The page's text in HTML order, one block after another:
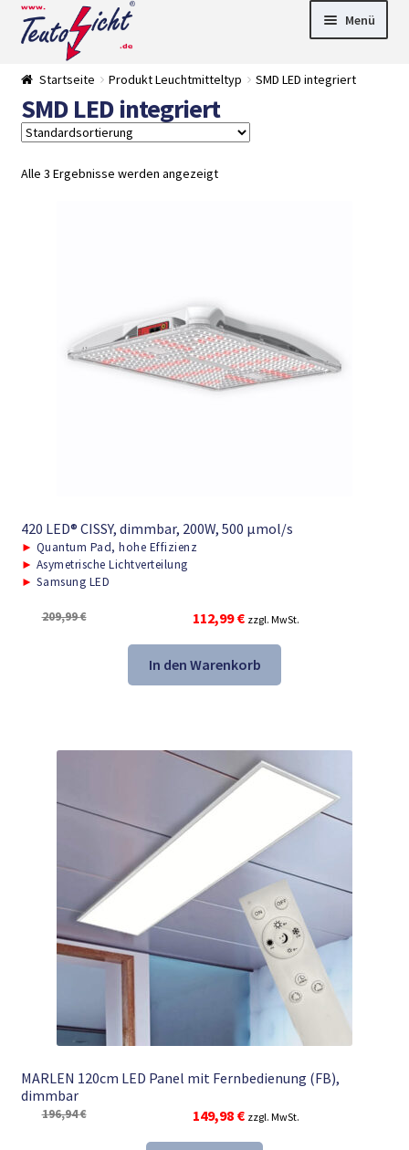
Zur
Navigation
springen
Springe
zum
Menü
► LED Panel
►
Startseite Produkt Leuchtmitteltyp SMD LED integriert
SMD LED integriert
Alle 3 Ergebnisse werden angezeigt
420 LED® CISSY, dimmbar, 200W, 500 μmol/s
► Quantum Pad, hohe Effizienz
► Asymetrische Lichtverteilung
► Samsung LED
209,99€
Ursprünglicher
Preis
war:
209,99 €
112,99€Aktueller
Preis
ist:
112,99 €.
zzgl. MwSt.
In den Warenkorb
MARLEN 120cm LED Panel mit Fernbedienung (FB),
dimmbar
196,94€
Ursprünglicher
Preis
149,98 €Aktueller
Preis
zzgl. MwSt.